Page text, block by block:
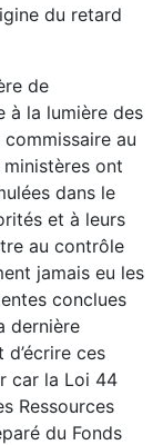
du retard
de
à la lumière des
au
ont
dans le
et à leurs
au contrôle
jamais eu les
conclues
der­nière
ces
car la Loi 44
Ressources
du Fonds